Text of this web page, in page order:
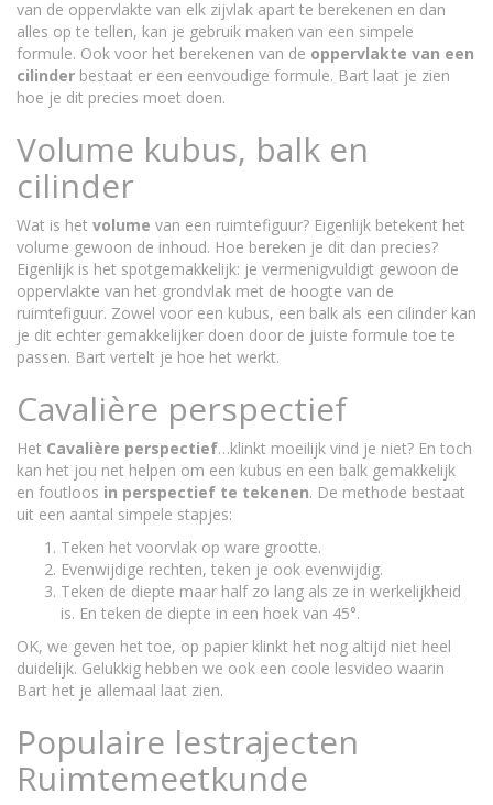
van de oppervlakte van elk zijvlak apart te berekenen en dan
alles op te tellen, kan je gebruik maken van een simpele
formule. Ook voor het berekenen van de oppervlakte van een
cilinder bestaat er een eenvoudige formule. Bart laat je zien
hoe je dit precies moet doen.
Volume kubus, balk en
cilinder
Wat is het volume van een ruimtefiguur? Eigenlijk betekent het
volume gewoon de inhoud. Hoe bereken je dit dan precies?
Eigenlijk is het spotgemakkelijk: je vermenigvuldigt gewoon de
oppervlakte van het grondvlak met de hoogte van de
ruimtefiguur. Zowel voor een kubus, een balk als een cilinder kan
je dit echter gemakkelijker doen door de juiste formule toe te
passen. Bart vertelt je hoe het werkt.
Cavalière perspectief
Het Cavalière perspectief…klinkt moeilijk vind je niet? En toch
kan het jou net helpen om een kubus en een balk gemakkelijk
en foutloos in perspectief te tekenen. De methode bestaat
uit een aantal simpele stapjes:
Teken het voorvlak op ware grootte.
Evenwijdige rechten, teken je ook evenwijdig.
Teken de diepte maar half zo lang als ze in werkelijkheid
is. En teken de diepte in een hoek van 45°.
OK, we geven het toe, op papier klinkt het nog altijd niet heel
duidelijk. Gelukkig hebben we ook een coole lesvideo waarin
Bart het je allemaal laat zien.
Populaire lestrajecten
Ruimtemeetkunde